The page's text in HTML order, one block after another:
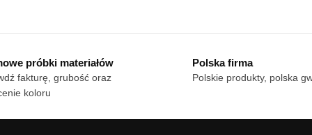
720 zł
1,080 zł
wariantów.
można
próbki materiałów
fakturę, grubość oraz
koloru
Polska firma
Polskie produkty, polska